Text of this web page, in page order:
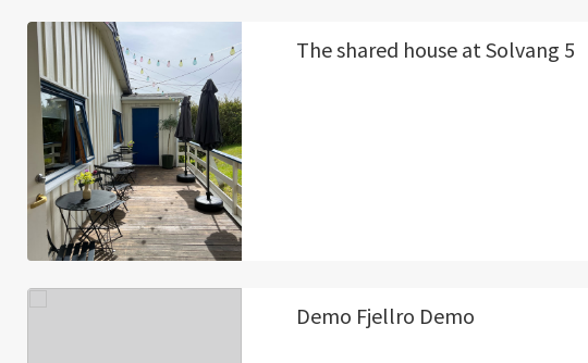
The shared house at Solvang 5
Demo Fjellro Demo